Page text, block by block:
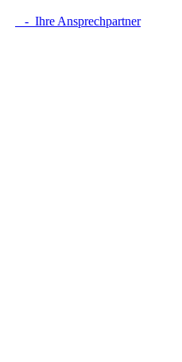
- Ihre Ansprechpartner